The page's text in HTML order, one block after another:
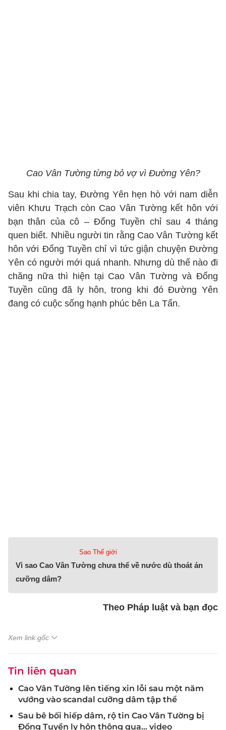
Cao Vân Tường từng bỏ vợ vì Đường Yên?
Sau khi chia tay, Đường Yên hẹn hò với nam diễn
viên Khưu Trạch còn Cao Vân Tường kết hôn với
bạn thân của cô – Đổng Tuyền chỉ sau 4 tháng
quen biết. Nhiều người tin rằng Cao Vân Tường kết
hôn với Đổng Tuyền chỉ vì tức giận chuyện Đường
Yên có người mới quá nhanh. Nhưng dù thế nào đi
chăng nữa thì hiện tại Cao Vân Tường và Đổng
Tuyền cũng đã ly hôn, trong khi đó Đường Yên
đang có cuộc sống hạnh phúc bên La Tấn.
Sao Thế giới
Vì sao Cao Vân Tường chưa thể về nước dù thoát án
cưỡng dâm?
Theo Pháp luật và bạn đọc
Xem link gốc
Tin liên quan
Cao Vân Tường lên tiếng xin lỗi sau một năm
vướng vào scandal cưỡng dâm tập thể
Sau bê bối hiếp dâm, rộ tin Cao Vân Tường bị
Đổng Tuyền ly hôn thông qua... video